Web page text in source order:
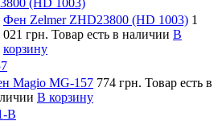
Фен Zelmer ZHD23800 (HD 1003) 1
021 грн. Товар есть в наличии В
корзину
Magio MG-157 774 грн. Товар есть в
В корзину
B